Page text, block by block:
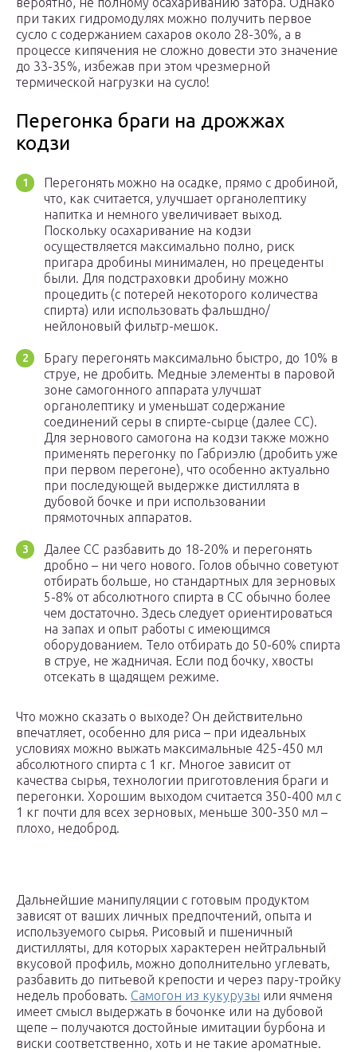
при таких гидромодулях можно получить первое
сусло с содержанием сахаров около 28-30%, а в
процессе кипячения не сложно довести это значение
до 33-35%, избежав при этом чрезмерной
термической нагрузки на сусло!
Перегонка браги на дрожжах
кодзи
Перегонять можно на осадке, прямо с дробиной,
что, как считается, улучшает органолептику
напитка и немного увеличивает выход.
Поскольку осахаривание на кодзи
осуществляется максимально полно, риск
пригара дробины минимален, но прецеденты
были. Для подстраховки дробину можно
процедить (с потерей некоторого количества
спирта) или использовать фальшдно/
нейлоновый фильтр-мешок.
Брагу перегонять максимально быстро, до 10% в
струе, не дробить. Медные элементы в паровой
зоне самогонного аппарата улучшат
органолептику и уменьшат содержание
соединений серы в спирте-сырце (далее СС).
Для зернового самогона на кодзи также можно
применять перегонку по Габриэлю (дробить уже
при первом перегоне), что особенно актуально
при последующей выдержке дистиллята в
дубовой бочке и при использовании
прямоточных аппаратов.
Далее СС разбавить до 18-20% и перегонять
дробно – ни чего нового. Голов обычно советуют
отбирать больше, но стандартных для зерновых
5-8% от абсолютного спирта в СС обычно более
чем достаточно. Здесь следует ориентироваться
на запах и опыт работы с имеющимся
оборудованием. Тело отбирать до 50-60% спирта
в струе, не жадничая. Если под бочку, хвосты
отсекать в щадящем режиме.
Что можно сказать о выходе? Он действительно
впечатляет, особенно для риса – при идеальных
условиях можно выжать максимальные 425-450 мл
абсолютного спирта с 1 кг. Многое зависит от
качества сырья, технологии приготовления браги и
перегонки. Хорошим выходом считается 350-400 мл с
1 кг почти для всех зерновых, меньше 300-350 мл –
плохо, недоброд.
Дальнейшие манипуляции с готовым продуктом
зависят от ваших личных предпочтений, опыта и
используемого сырья. Рисовый и пшеничный
дистилляты, для которых характерен нейтральный
вкусовой профиль, можно дополнительно углевать,
разбавить до питьевой крепости и через пару-тройку
недель пробовать. Самогон из кукурузы или ячменя
имеет смысл выдержать в бочонке или на дубовой
щепе – получаются достойные имитации бурбона и
виски соответственно, хоть и не такие ароматные.